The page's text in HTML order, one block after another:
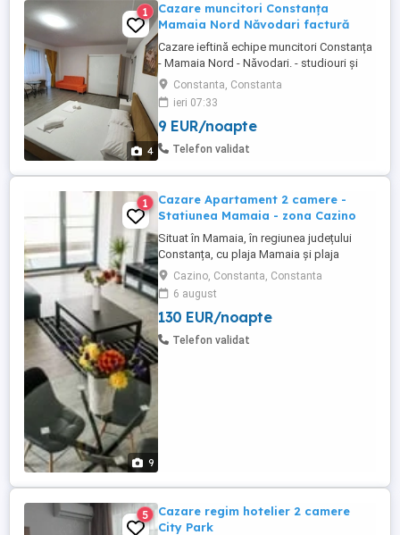
4
1
Cazare muncitori Constanța
Mamaia Nord Năvodari factură
Cazare ieftină echipe muncitori Constanța
- Mamaia Nord - Năvodari. - studiouri și
apartamente cu bucatarie utilată, TV,
internet, loc de parcare auto; -
supermarketuri în zonă: Lidl, Mega Image
și Profi; - în funcție de nr. de persoane
trimit poze și video pe WhatsApp cu
Constanta, Constanta
ieri 07:33
9 EUR/noapte
Telefon validat
9
1
Cazare Apartament 2 camere -
Statiunea Mamaia - zona Cazino
Situat în Mamaia, în regiunea județului
Constanța, cu plaja Mamaia și plaja
Myrtos în apropiere, Diamond View
Apartments oferă cazare cu parcare
privată gratuită garantată pentru fiecare
apartament. Apartamente cu doua camera
de inchiriat in regim hotelier, Statiunea
Cazino, Constanta, Constanta
6 august
130 EUR/noapte
Telefon validat
5
Cazare regim hotelier 2 camere
City Park